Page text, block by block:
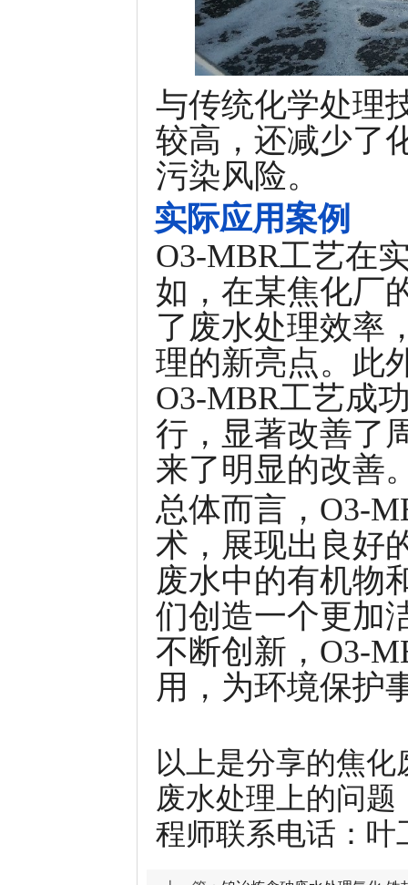
与传统化学处理
较高，还减少了
污染风险。
实际应用案例
O3-MBR工艺在
如，在某焦化厂
了废水处理效率
理的新亮点。此
O3-MBR工艺成
行，显著改善了
来了明显的改善
总体而言，O3-
术，展现出良好
废水中的有机物
们创造一个更加
不断创新，O3-
用，为环境保护
以上是分享的焦
废水处理上的问
程师联系电话：叶